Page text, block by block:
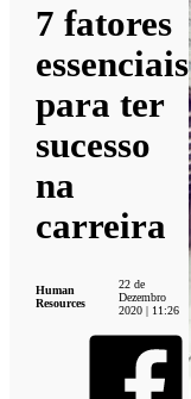
7 fatores
essenciais
para ter
sucesso
na
carreira
Human
Resources
22 de
Dezembro
2020 | 11:26